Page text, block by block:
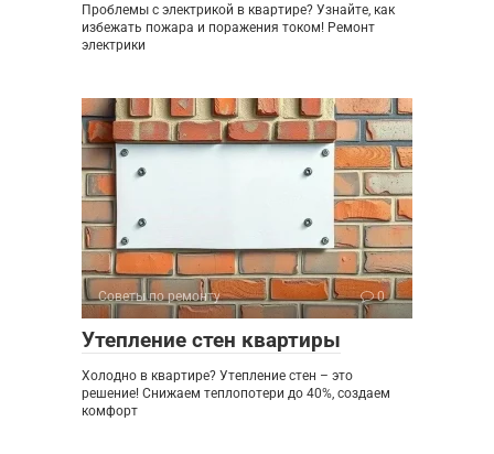
Проблемы с электрикой в квартире? Узнайте, как
избежать пожара и поражения током! Ремонт
электрики
Советы по ремонту 0
Утепление стен квартиры
Холодно в квартире? Утепление стен – это
решение! Снижаем теплопотери до 40%, создаем
комфорт